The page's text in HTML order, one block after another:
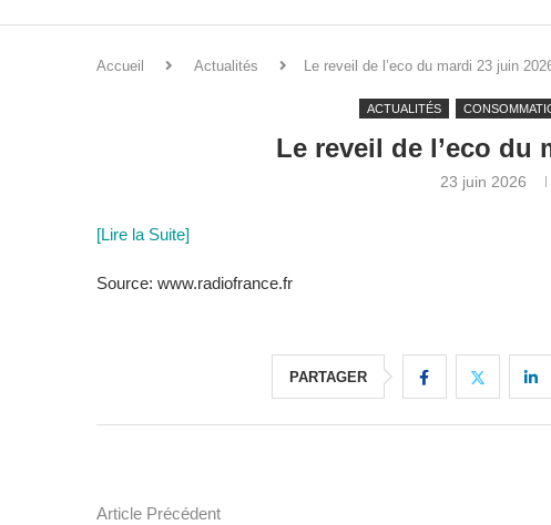
Accueil Actualités Le reveil de l’eco du mardi 23 juin
ACTUALITÉS
Le reveil de l’eco du
23 juin 2026
[Lire la Suite]
Source: www.radiofrance.fr
PARTAGER
Article Précédent